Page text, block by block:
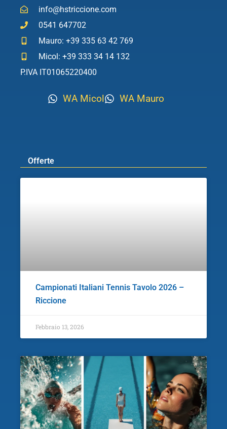
info@hstriccione.com
0541 647702
Mauro: +39 335 63 42 769
Micol: +39 333 34 14 132
P.IVA IT01065220400
WA Micol WA Mauro
Offerte
Campionati Italiani Tennis Tavolo 2026 –
Riccione
Febbraio 13, 2026